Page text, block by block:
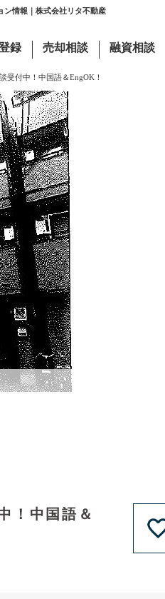
ン情報｜株式会社リタ不動産
録 売却相談 融資相談
受付中！中国語＆EngOK！
！中国語＆